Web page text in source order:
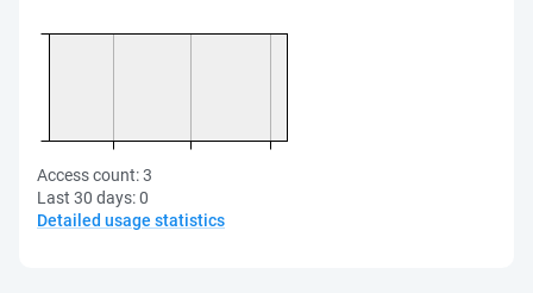
Access count:3
Last 30 days:0
Detailed usage statistics